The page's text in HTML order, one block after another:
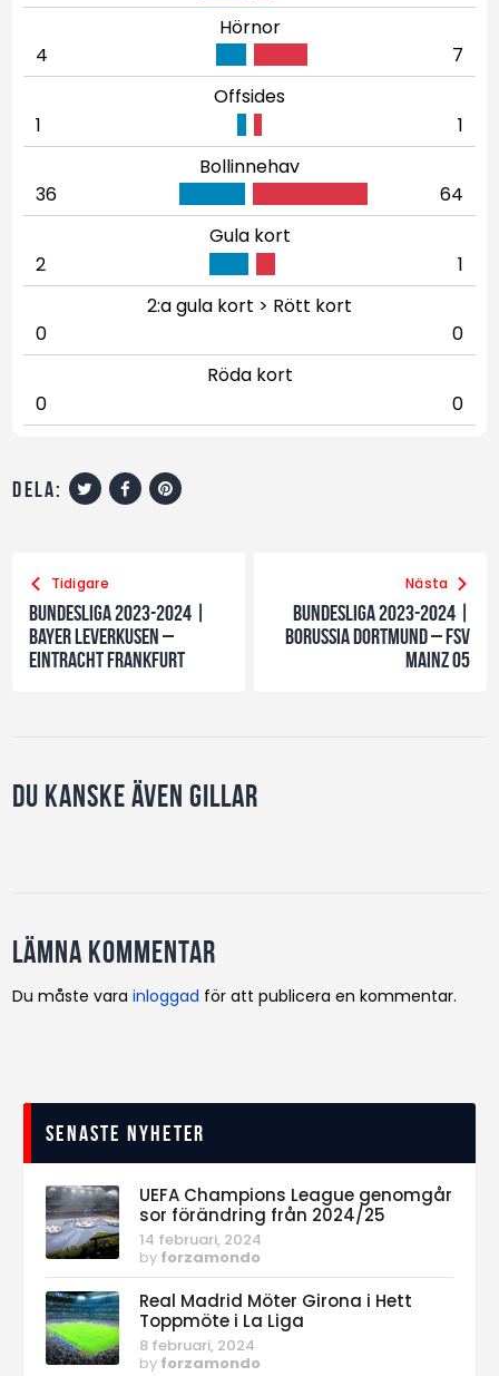
Hörnor
4
7
Offsides
1
1
Bollinnehav
36
64
Gula kort
2
1
2:a gula kort > Rött kort
0
0
Röda kort
0
0
dela:
Tidigare
Bundesliga 2023-2024 |
Bayer Leverkusen –
Eintracht Frankfurt
Nästa
Bundesliga 2023-2024 |
Borussia Dortmund – FSV
Mainz 05
Du kanske även gillar
Lämna kommentar
Du måste varainloggad för att publicera en kommentar.
Senaste nyheter
UEFA Champions League genomgår
sor förändring från 2024/25
14 februari, 2024
by forzamondo
Real Madrid Möter Girona i Hett
Toppmöte i La Liga
8 februari, 2024
by forzamondo